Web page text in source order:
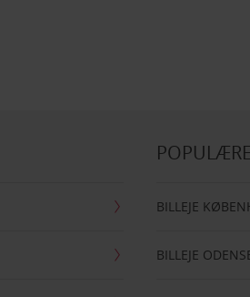
BILLEJE
BILLEJE